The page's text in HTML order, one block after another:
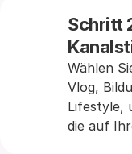
Schritt
Wählen
Vlog,
Lifestyle,
die auf